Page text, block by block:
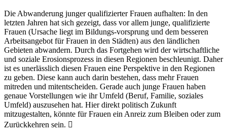
Die Abwanderung junger qualifizierter Frauen aufhalten: In den
letzten Jahren hat sich gezeigt, dass vor allem junge, qualifizierte
Frauen (Ursache liegt im Bildungs-vorsprung und dem besseren
Arbeitsangebot für Frauen in den Städten) aus den ländlichen
Gebieten abwandern. Durch das Fortgehen wird der wirtschaftliche
und soziale Erosionsprozess in diesen Regionen beschleunigt. Daher
ist es unerlässlich diesen Frauen eine Perspektive in den Regionen
zu geben. Diese kann auch darin bestehen, dass mehr Frauen
mitreden und mitentscheiden. Gerade auch junge Frauen haben
genaue Vorstellungen wie ihr Umfeld (Beruf, Familie, soziales
Umfeld) auszusehen hat. Hier direkt politisch Zukunft
mitzugestalten, könnte für Frauen ein Anreiz zum Bleiben oder zum
Zurückkehren sein. 